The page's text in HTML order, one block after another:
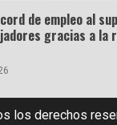
de empleo al
gracias a la
los derechos